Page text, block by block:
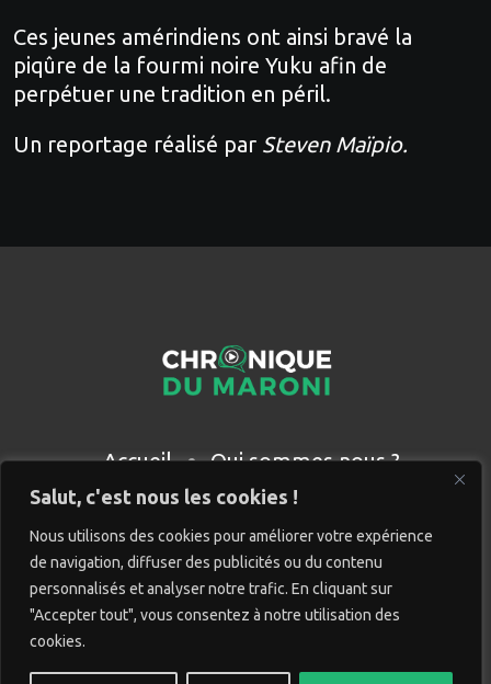
Salut, c'est nous les cookies !
Nous utilisons des cookies pour améliorer votre expérience
de navigation, diffuser des publicités ou du contenu
personnalisés et analyser notre trafic. En cliquant sur
"Accepter tout", vous consentez à notre utilisation des
cookies.
Ces jeunes amérindiens ont ainsi bravé la
piqûre de la fourmi noire Yuku afin de
perpétuer une tradition en péril.
Un reportage réalisé par Steven Maïpio.
Accueil
Qui sommes nous ?
Partenaires
Contact